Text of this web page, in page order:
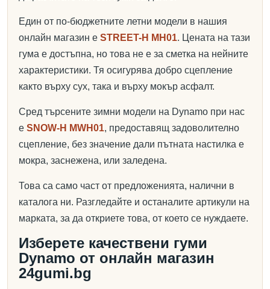
Един от по-бюджетните летни модели в нашия
онлайн магазин е STREET-H MH01. Цената на тази
гума е достъпна, но това не е за сметка на нейните
характеристики. Тя осигурява добро сцепление
както върху сух, така и върху мокър асфалт.
Сред търсените зимни модели на Dynamo при нас
e SNOW-H MWH01, предоставящ задоволително
сцепление, без значение дали пътната настилка е
мокра, заснежена, или заледена.
Това са само част от предложенията, налични в
каталога ни. Разгледайте и останалите артикули на
марката, за да откриете това, от което се нуждаете.
Изберете качествени гуми
Dynamo от онлайн магазин
24gumi.bg